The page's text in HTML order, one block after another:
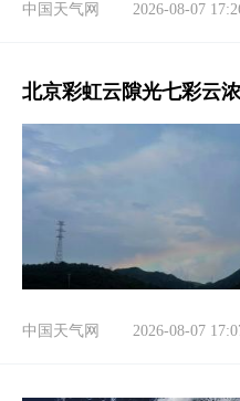
中国天气网 2026-08-07
北京彩虹云隙光七彩云
中国天气网 2026-08-07